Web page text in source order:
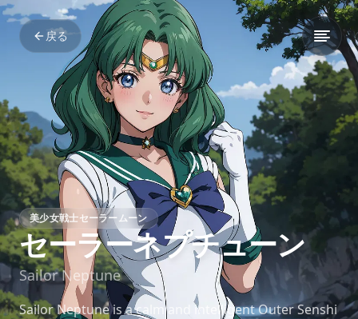
戻る
美少女戦士セーラームーン
セーラーネプチューン
Sailor Neptune
Sailor Neptune is a calm and intelligent Outer Senshi